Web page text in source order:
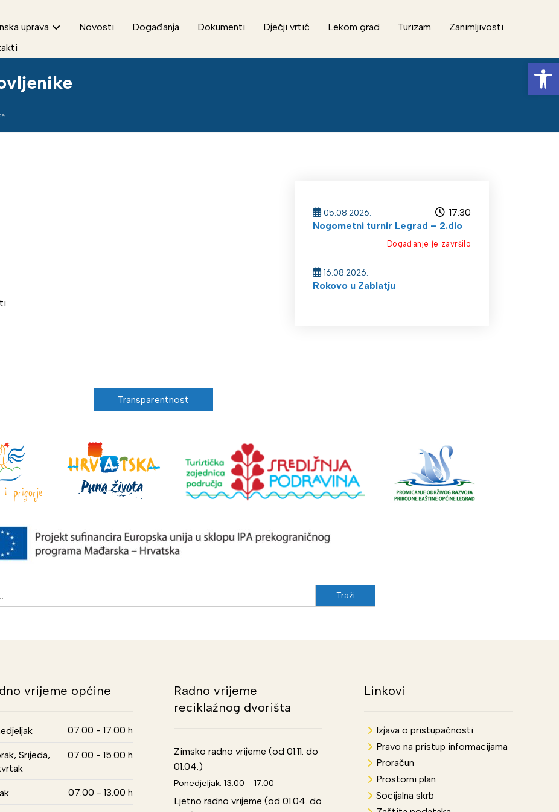
uprava Novosti Događanja Dokumenti Dječji vrtić Lekom grad Turizam
Zanimljivosti
05.08.2026.
17:30
Nogometni turnir Legrad – 2.dio
Događanje je završilo
16.08.2026.
Rokovo u Zablatju
Transparentnost
vrijeme općine
07.00 - 17.00 h
Srijeda,
07.00 - 15.00 h
07.00 - 13.00 h
Radno vrijeme
reciklažnog dvorišta
Zimsko radno vrijeme (od 01.11. do
01.04.)
Ponedjeljak: 13:00 - 17:00
Ljetno radno vrijeme (od 01.04. do
Linkovi
Izjava o pristupačnosti
Pravo na pristup informacijama
Proračun
Prostorni plan
Socijalna skrb